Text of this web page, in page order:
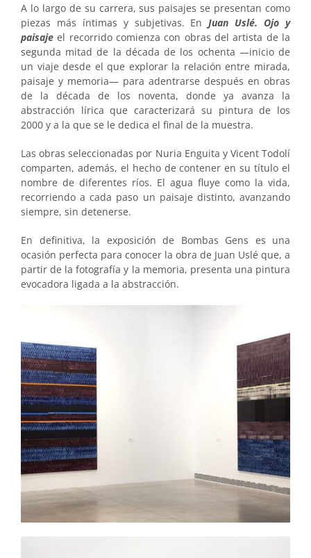
A lo largo de su carrera, sus paisajes se presentan como
piezas más íntimas y subjetivas. EnJuan Uslé. Ojo y
paisaje el recorrido comienza con obras del artista de la
segunda mitad de la década de los ochenta —inicio de
un viaje desde el que explorar la relación entre mirada,
paisaje y memoria— para adentrarse después en obras
de la década de los noventa, donde ya avanza la
abstracción lírica que caracterizará su pintura de los
2000 y a la que se le dedica el final de la muestra.
Las obras seleccionadas por Nuria Enguita y Vicent Todolí
comparten, además, el hecho de contener en su título el
nombre de diferentes ríos. El agua fluye como la vida,
recorriendo a cada paso un paisaje distinto, avanzando
siempre, sin detenerse.
En definitiva, la exposición de Bombas Gens es una
ocasión perfecta para conocer la obra de Juan Uslé que, a
partir de la fotografía y la memoria, presenta una pintura
evocadora ligada a la abstracción.